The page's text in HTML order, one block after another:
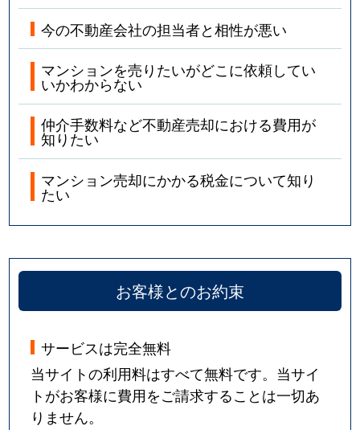
今の不動産会社の担当者と相性が悪い
マンションを売りたいがどこに依頼してい
いかわからない
仲介手数料など不動産売却における費用が
知りたい
マンション売却にかかる税金について知り
たい
お客様とのお約束
サービスは完全無料
当サイトの利用料はすべて無料です。当サイ
トがお客様に費用をご請求することは一切あ
りません。